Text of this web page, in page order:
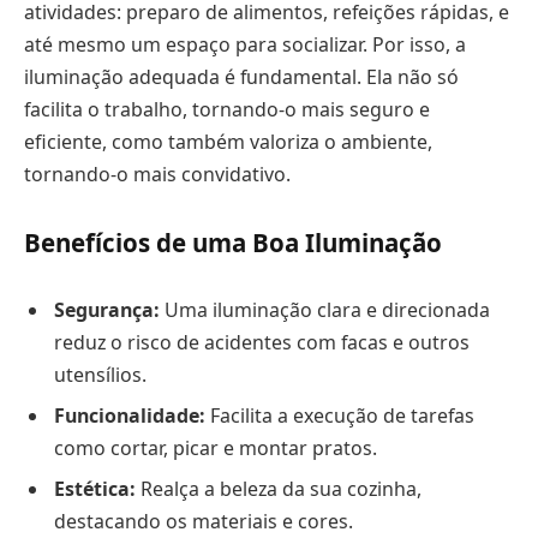
atividades: preparo de alimentos, refeições rápidas, e
até mesmo um espaço para socializar. Por isso, a
iluminação adequada é fundamental. Ela não só
facilita o trabalho, tornando-o mais seguro e
eficiente, como também valoriza o ambiente,
tornando-o mais convidativo.
Benefícios de uma Boa Iluminação
Segurança: Uma iluminação clara e direcionada
reduz o risco de acidentes com facas e outros
utensílios.
Funcionalidade: Facilita a execução de tarefas
como cortar, picar e montar pratos.
Estética: Realça a beleza da sua cozinha,
destacando os materiais e cores.